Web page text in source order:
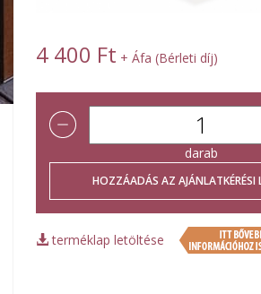
4 400 Ft + Áfa (Bérleti díj)
darab
terméklap letöltése